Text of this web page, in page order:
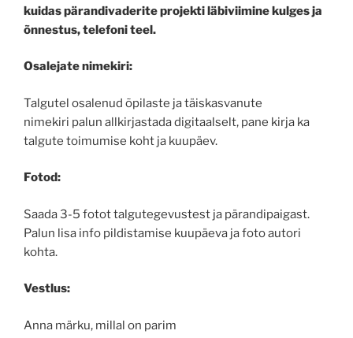
kuidas pärandivaderite projekti läbiviimine kulges ja
õnnestus, telefoni teel.
Osalejate nimekiri:
Talgutel osalenud õpilaste ja täiskasvanute
nimekiri palun allkirjastada digitaalselt, pane kirja ka
talgute toimumise koht ja kuupäev.
Fotod:
Saada 3-5 fotot talgutegevustest ja pärandipaigast.
Palun lisa info pildistamise kuupäeva ja foto autori
kohta.
Vestlus:
Anna märku, millal on parim